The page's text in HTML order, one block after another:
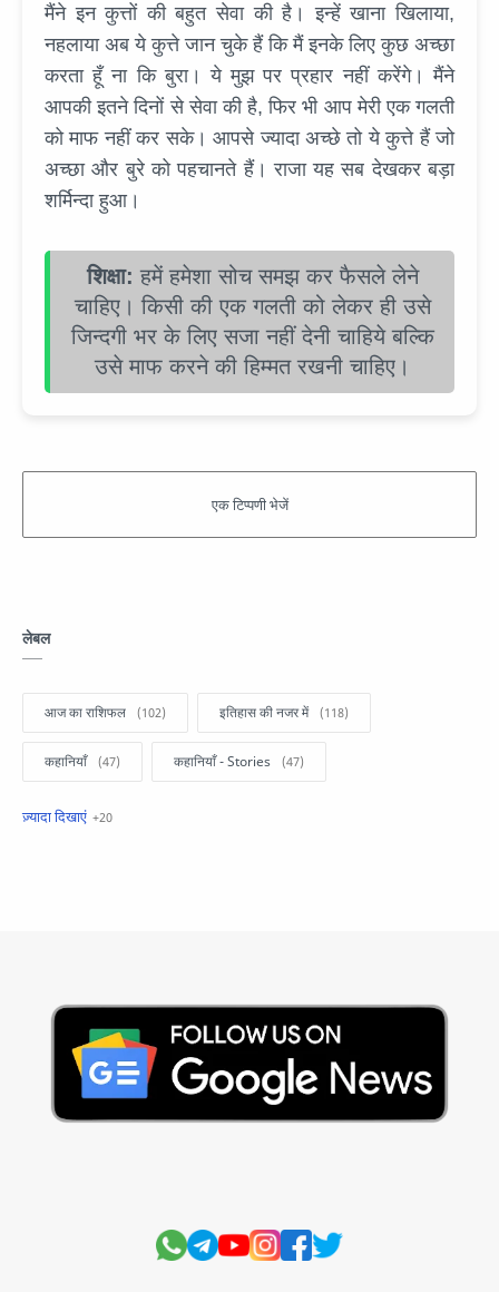
मैंने इन कुत्तों की बहुत सेवा की है। इन्हें खाना खिलाया,
नहलाया अब ये कुत्ते जान चुके हैं कि मैं इनके लिए कुछ अच्छा
करता हूँ ना कि बुरा। ये मुझ पर प्रहार नहीं करेंगे। मैंने
आपकी इतने दिनों से सेवा की है, फिर भी आप मेरी एक गलती
को माफ नहीं कर सके। आपसे ज्यादा अच्छे तो ये कुत्ते हैं जो
अच्छा और बुरे को पहचानते हैं। राजा यह सब देखकर बड़ा
शर्मिन्दा हुआ।
शिक्षा: हमें हमेशा सोच समझ कर फैसले लेने
चाहिए। किसी की एक गलती को लेकर ही उसे
जिन्दगी भर के लिए सजा नहीं देनी चाहिये बल्कि
उसे माफ करने की हिम्मत रखनी चाहिए।
लेबल
आज का राशिफल इतिहास की नजर में
कहानियाँ कहानियाँ - Stories
खबरें फटाफट
Hindi Stories International
Jobs and Education Lifestyle
Monthly Current Affairs National